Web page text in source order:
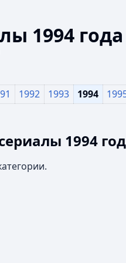
1994 года
1992 1993 1994
1994